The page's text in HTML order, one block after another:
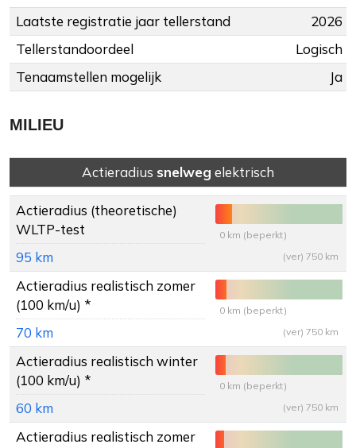
Laatste registratie jaar tellerstand
2026
Tellerstandoordeel
Logisch
Tenaamstellen mogelijk
Ja
MILIEU
Actieradius snelweg elektrisch
Actieradius (theoretische)
WLTP-test
95 km
0 km (beperkt)
(ver) 750 km
Actieradius realistisch zomer
(100 km/u) *
70 km
0 km (beperkt)
(ver) 750 km
Actieradius realistisch winter
(100 km/u) *
60 km
0 km (beperkt)
(ver) 750 km
Actieradius realistisch zomer